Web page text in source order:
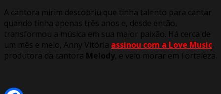
A cantora mirim descobriu que tinha talento para cantar
quando tinha apenas três anos e, desde então,
transformou a música em sua maior paixão. Há cerca de
um mês e meio, Anny Vitória assinou com a Love Music
produtora da cantora Melody , e veio morar em Fortaleza.